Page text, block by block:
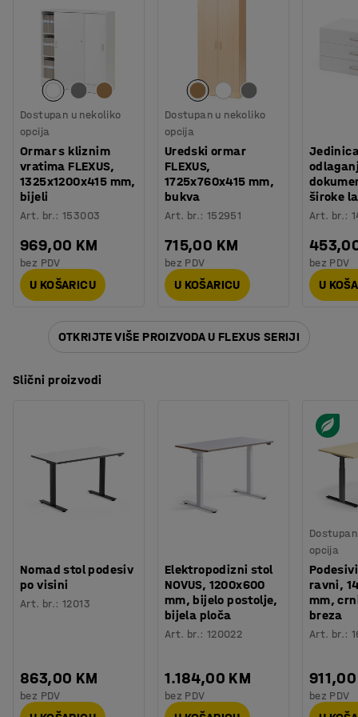
Dostupan u nekoliko
opcija
Ormar s kliznim
vratima FLEXUS,
1325x1200x415 mm,
bijeli
Art. br.:153003
969,00 KM
bez PDV
U KOŠARICU
Dostupan u nekoliko
opcija
Uredski ormar
FLEXUS,
1725x760x415 mm,
bukva
Art. br.: 152951
715,00 KM
bez PDV
U KOŠARICU
široke
Art. br.:
bez PDV
U
OTKRIJTE VIŠE PROIZVODA U FLEXUS SERIJI
Slični proizvodi
Nomad stol podesiv
po visini
Art. br.:12013
863,00 KM
bez PDV
Elektropodizni stol
NOVUS, 1200x600
mm, bijelo postolje,
bijela ploča
Art. br.: 120022
1.184,00 KM
bez PDV
opcija
ravni,
mm,
breza
Art. br.:
bez PDV